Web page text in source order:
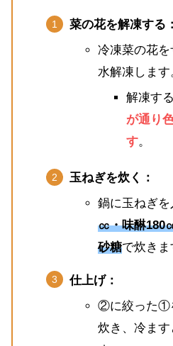
菜の花を解凍する：
冷凍菜の花
水解凍します
解凍す
が通り
す。
玉ねぎを炊く：
鍋に玉ねぎを
㏄・味醂180
砂糖で炊きま
仕上げ：
②に絞った①
炊き、冷ま